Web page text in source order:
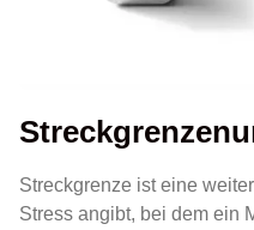
Streckgrenze ist eine
Stress angibt, bei dem ein